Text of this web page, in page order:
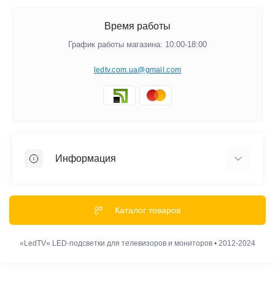
Время работы
График работы магазина: 10:00-18:00
ledtv.com.ua@gmail.com
Информация
Обмен и Возврат
Оплата
Каталог товаров
«LedTV» LED-подсветки для телевизоров и мониторов • 2012-2024